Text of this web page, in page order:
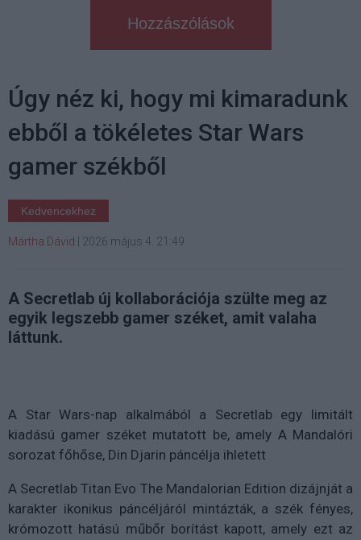
Hozzászólások
Úgy néz ki, hogy mi kimaradunk
ebből a tökéletes Star Wars
gamer székből
Kedvencekhez
Mártha Dávid 2026 május 4. 21:49
A Secretlab új kollaborációja szülte meg az
egyik legszebb gamer széket, amit valaha
láttunk.
A Star Wars-nap alkalmából a Secretlab egy limitált
kiadású gamer széket mutatott be, amely A Mandalóri
sorozat főhőse, Din Djarin páncélja ihletett
A Secretlab Titan Evo The Mandalorian Edition dizájnját a
karakter ikonikus páncéljáról mintázták, a szék fényes,
krómozott hatású műbőr borítást kapott, amely ezt az